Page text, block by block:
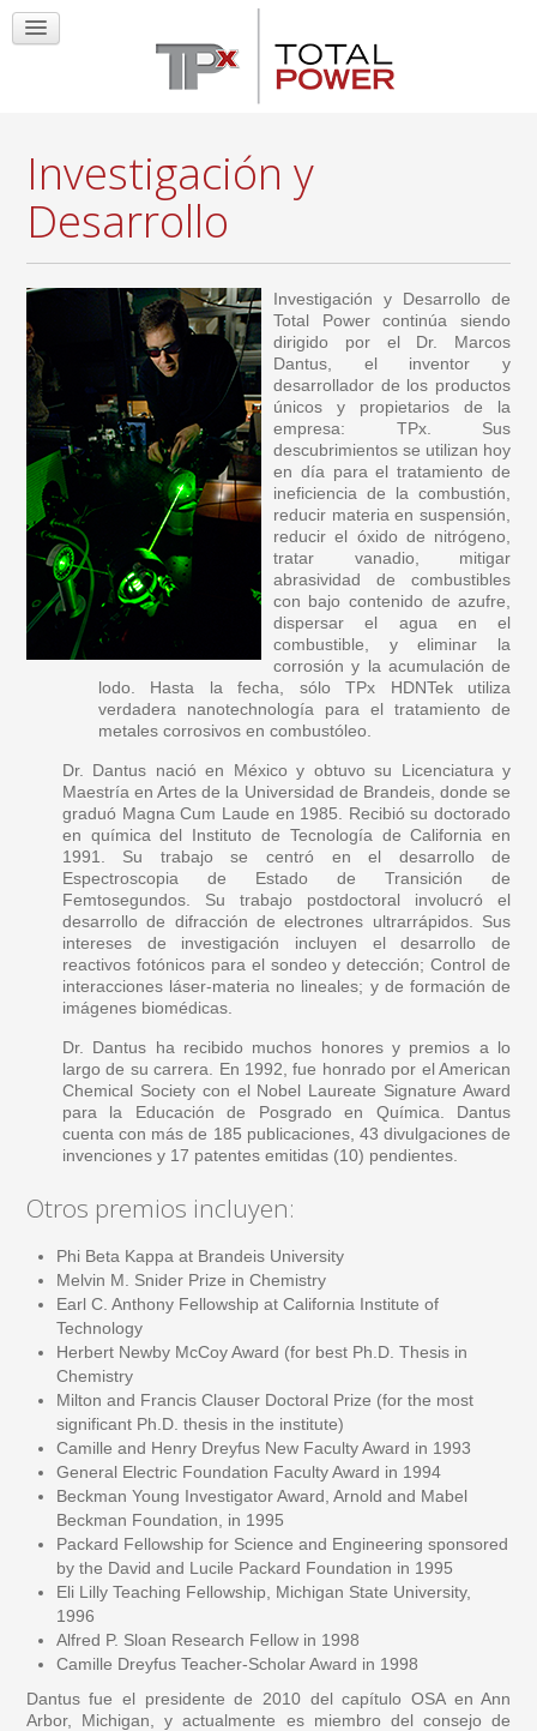
Investigación y
Desarrollo
Investigación y Desarrollo de
Total Power continúa siendo
dirigido por el Dr. Marcos
Dantus, el inventor y
desarrollador de los productos
únicos y propietarios de la
empresa: TPx. Sus
descubrimientos se utilizan hoy
en día para el tratamiento de
ineficiencia de la combustión,
reducir materia en suspensión,
reducir el óxido de nitrógeno,
tratar vanadio, mitigar
abrasividad de combustibles
con bajo contenido de azufre,
dispersar el agua en el
combustible, y eliminar la
corrosión y la acumulación de
lodo. Hasta la fecha, sólo TPx HDNTek utiliza
verdadera nanotechnología para el tratamiento de
metales corrosivos en combustóleo.
Dr. Dantus nació en México y obtuvo su Licenciatura y
Maestría en Artes de la Universidad de Brandeis, donde se
graduó Magna Cum Laude en 1985. Recibió su doctorado
en química del Instituto de Tecnología de California en
1991. Su trabajo se centró en el desarrollo de
Espectroscopia de Estado de Transición de
Femtosegundos. Su trabajo postdoctoral involucró el
desarrollo de difracción de electrones ultrarrápidos. Sus
intereses de investigación incluyen el desarrollo de
reactivos fotónicos para el sondeo y detección; Control de
interacciones láser-materia no lineales; y de formación de
imágenes biomédicas.
Dr. Dantus ha recibido muchos honores y premios a lo
largo de su carrera. En 1992, fue honrado por el American
Chemical Society con el Nobel Laureate Signature Award
para la Educación de Posgrado en Química. Dantus
cuenta con más de 185 publicaciones, 43 divulgaciones de
invenciones y 17 patentes emitidas (10) pendientes.
Otros premios incluyen:
Phi Beta Kappa at Brandeis University
Melvin M. Snider Prize in Chemistry
Earl C. Anthony Fellowship at California Institute of
Technology
Herbert Newby McCoy Award (for best Ph.D. Thesis in
Chemistry
Milton and Francis Clauser Doctoral Prize (for the most
significant Ph.D. thesis in the institute)
Camille and Henry Dreyfus New Faculty Award in 1993
General Electric Foundation Faculty Award in 1994
Beckman Young Investigator Award, Arnold and Mabel
Beckman Foundation, in 1995
Packard Fellowship for Science and Engineering sponsored
by the David and Lucile Packard Foundation in 1995
Eli Lilly Teaching Fellowship, Michigan State University,
1996
Alfred P. Sloan Research Fellow in 1998
Camille Dreyfus Teacher-Scholar Award in 1998
Dantus fue el presidente de 2010 del capítulo OSA en Ann
Arbor, Michigan, y actualmente es miembro del consejo de